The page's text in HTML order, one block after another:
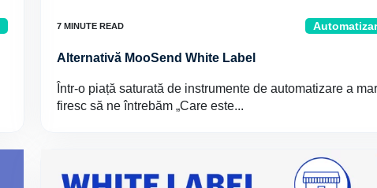
Alternativă MooSend White Label
Într-o piață saturată de instrumente de automatizare a
firesc să ne întrebăm „Care este...